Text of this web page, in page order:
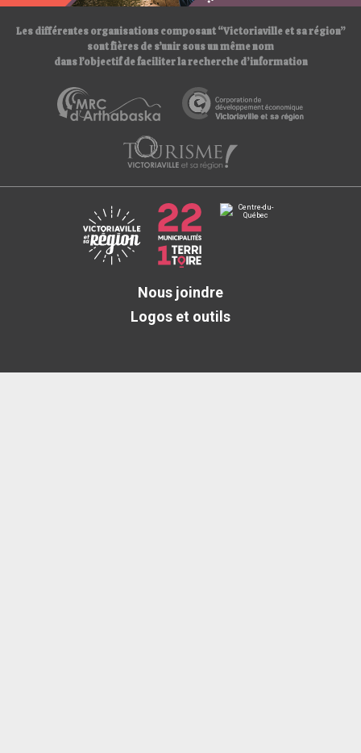
Les différentes organisations composant “Victoriaville et sa région”
sont fières de s’unir sous un même nom
dans l’objectif de faciliter la recherche d’information
Nous joindre
Logos et outils